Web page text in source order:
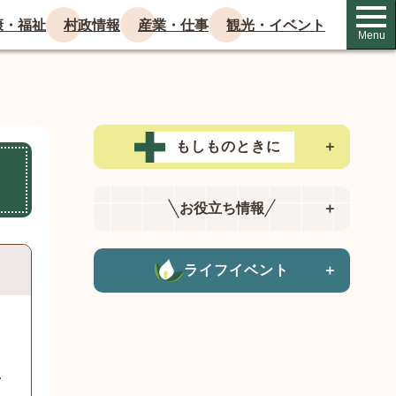
福祉 村政情報 産業・仕事 観光・イベント
Menu
もしものときに ＋
お役立ち情報 ＋
ライフイベント ＋